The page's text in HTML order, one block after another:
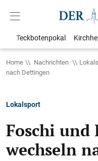
Teckbotenpokal
Home Nachrichten
nach Dettingen
Lokalsport
Foschi
wechseln